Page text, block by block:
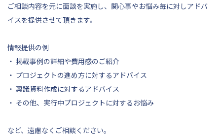
ご相談内容を元に面談を実施し、関心事やお悩み毎に対しアドバ
イスを提供させて頂きます。
情報提供の例
・ 掲載事例の詳細や費用感のご紹介
・ プロジェクトの進め方に対するアドバイス
・ 稟議資料作成に対するアドバイス
・ その他、実行中プロジェクトに対するお悩み
など、遠慮なくご相談ください。